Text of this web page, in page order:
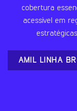
cobertura
acessível em
AMIL LINHA